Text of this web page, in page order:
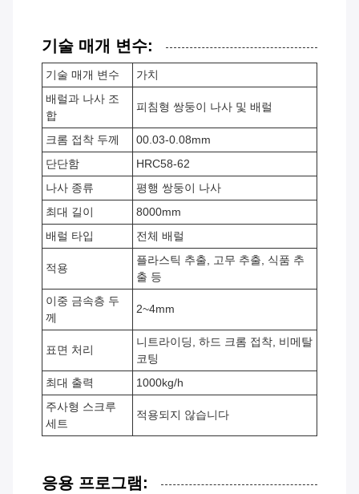
기술 매개 변수:
기술 매개 변수
가치
배럴과 나사 조
합
피침형 쌍둥이 나사 및 배럴
크롬 접착 두께
00.03-0.08mm
단단함
HRC58-62
나사 종류
평행 쌍둥이 나사
최대 길이
8000mm
배럴 타입
전체 배럴
적용
플라스틱 추출, 고무 추출, 식품 추
출 등
이중 금속층 두
께
2~4mm
표면 처리
니트라이딩, 하드 크롬 접착, 비메탈
코팅
최대 출력
1000kg/h
주사형 스크루
세트
적용되지 않습니다
응용 프로그램: